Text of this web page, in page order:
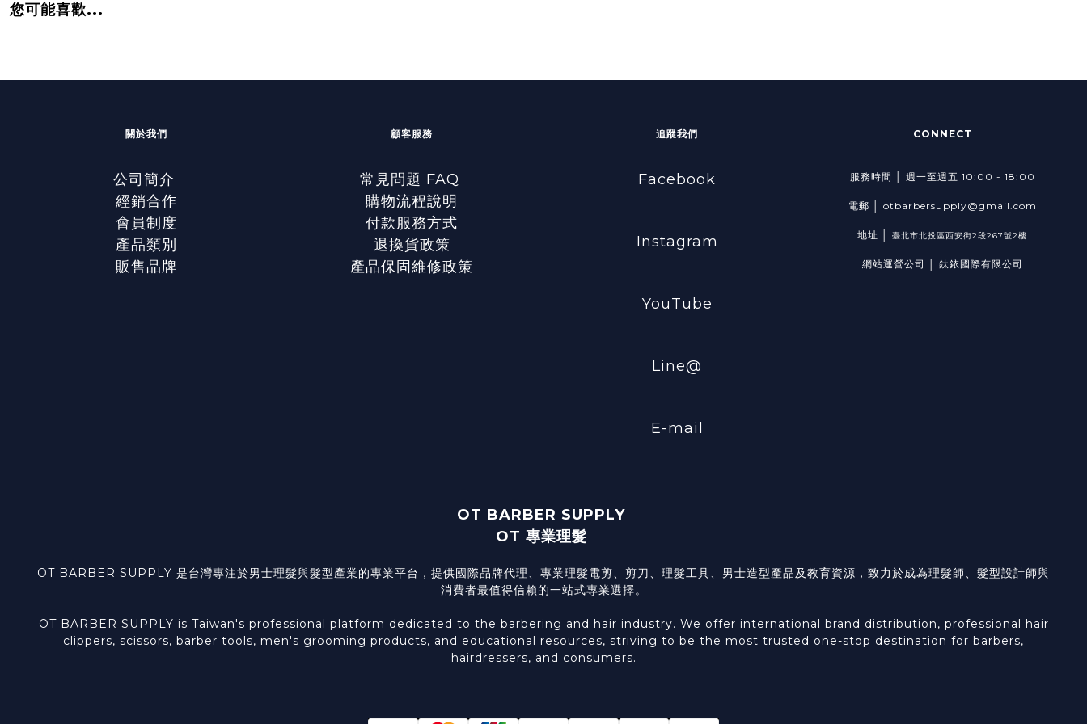
您可能喜歡...
關於我們
公司簡介
經銷合作
會員制度
產品類別
販售品牌
顧客服務
常見問題 FAQ
購物流程說明
付款服務方式
退換貨政策
產品保固維修政策
追蹤我們
Facebook
Instagram
YouTube
Line@
E-mail
CONNECT
服務時間 │ 週一至週五 10:00 - 18:00
電郵 │ otbarbersupply@gmail.com
地址 │ 臺北市北投區西安街2段267號2樓
網站運營公司 │ 鈦銥國際有限公司
OT BARBER SUPPLY
OT 專業理髮
OT BARBER SUPPLY 是台灣專注於男士理髮與髮型產業的專業平台，提供國際品牌代理、專業理髮電剪、剪刀、理髮工具、男士造型產品及教育資源，致力於成為理髮師、髮型設計師與
消費者最值得信賴的一站式專業選擇。
OT BARBER SUPPLY is Taiwan's professional platform dedicated to the barbering and hair industry. We offer international brand distribution, professional hair
clippers, scissors, barber tools, men's grooming products, and educational resources, striving to be the most trusted one-stop destination for barbers,
hairdressers, and consumers.